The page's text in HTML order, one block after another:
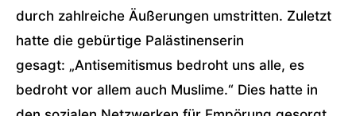
durch zahlreiche Äußerungen umstritten. Zuletzt
hatte die gebürtige Palästinenserin
gesagt: „Antisemitismus bedroht uns alle, es
bedroht vor allem auch Muslime.“ Dies hatte in